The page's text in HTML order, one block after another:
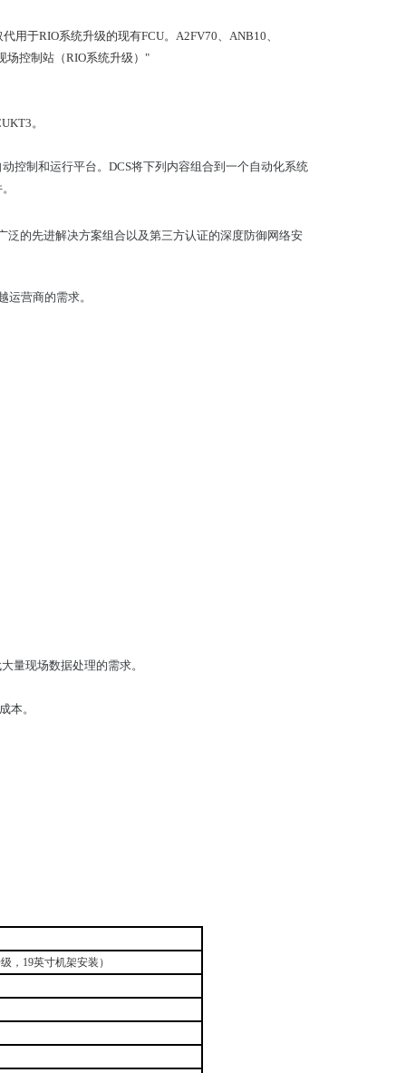
用于RIO系统升级的现有FCU。A2FV70、ANB10、
场控制站（RIO系统升级）"
。
控制和运行平台。DCS将下列内容组合到一个自动化系统
的先进解决方案组合以及第三方认证的深度防御网络安
营商的需求。
量现场数据处理的需求。
本。
， 19英寸机架安装）